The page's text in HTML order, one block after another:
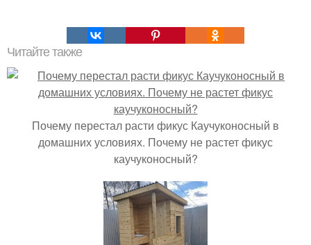
Читайте также
Почему перестал расти фикус Каучуконосный в
домашних условиях. Почему не растет фикус
каучуконосный?